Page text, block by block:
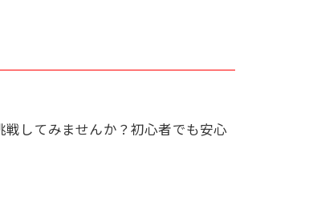
してみませんか？初心者でも安心